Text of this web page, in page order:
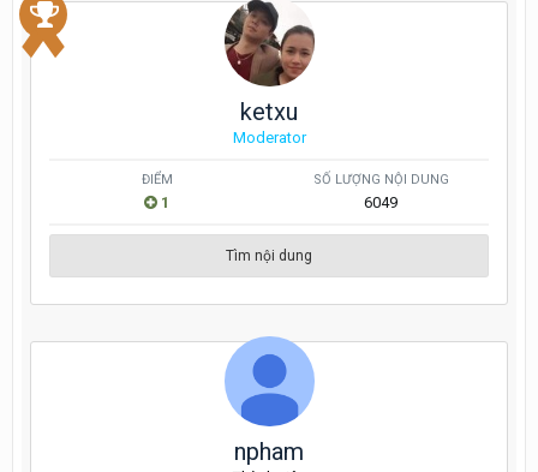
ketxu
Moderator
ĐIỂM
1
SỐ LƯỢNG NỘI DUNG
6049
Tìm nội dung
npham